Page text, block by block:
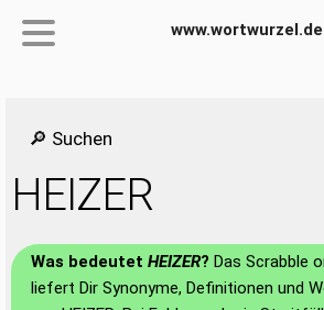
www.wortwurzel.de
🔎 Suchen
HEIZER
Was bedeutet HEIZER? Das Scrabble
liefert Dir Synonyme, Definitionen und